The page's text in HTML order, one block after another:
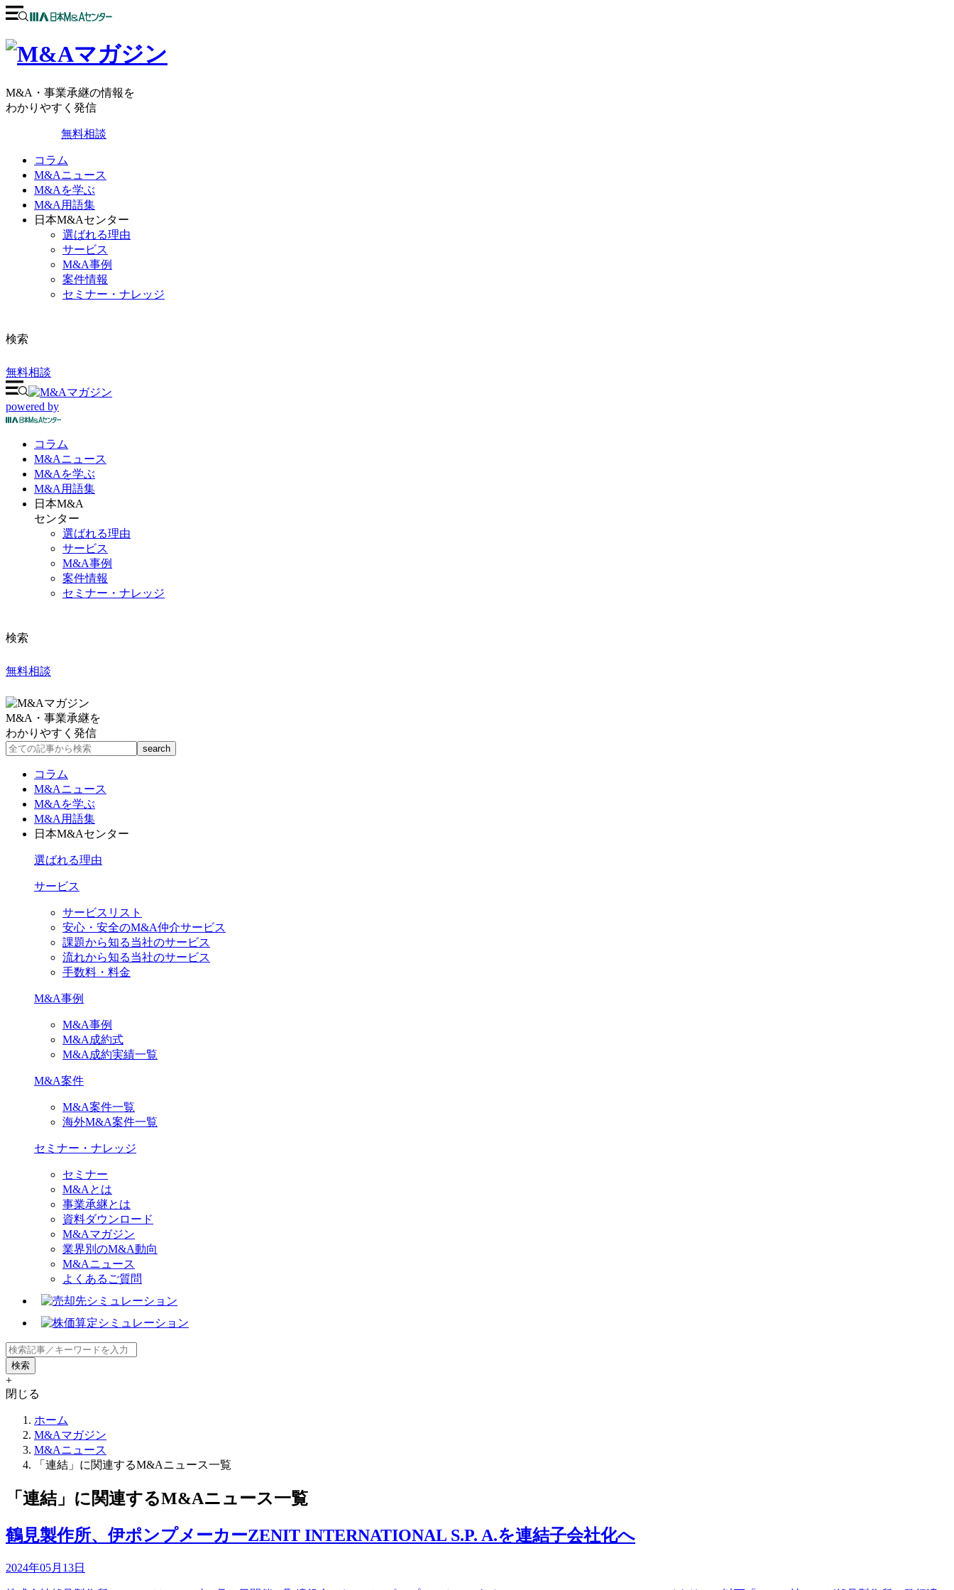
M&A・事業承継の情報を
わかりやすく発信
無料相談
コラム
M&Aニュース
M&Aを学ぶ
M&A用語集
日本M&Aセンター
選ばれる理由
サービス
M&A事例
案件情報
セミナー・ナレッジ
検索
無料相談
powered by
コラム
M&Aニュース
M&Aを学ぶ
M&A 用語集
日本M&A
センター
選ばれる理由
サービス
M&A事例
案件情報
セミナー・ナレッジ
検索
無料相談
M&A・事業承継を
わかりやすく発信
コラム
M&Aニュース
M&Aを学ぶ
M&A用語集
日本M&Aセンター
選ばれる理由
サービス
サービスリスト
安心・安全のM&A仲介サービス
課題から知る当社のサービス
流れから知る当社のサービス
手数料・料金
M&A事例
M&A事例
M&A成約式
M&A成約実績一覧
M&A案件
M&A案件一覧
海外M&A案件一覧
セミナー・ナレッジ
セミナー
M&Aとは
事業承継とは
資料ダウンロード
M&Aマガジン
業界別のM&A動向
M&Aニュース
よくあるご質問
+
閉じる
ホーム
M&Aマガジン
M&Aニュース
「連結」に関連するM&Aニュース一覧
「連結」に関連するM&Aニュース一覧
鶴見製作所、伊ポンプメーカーZENIT INTERNATIONAL S.P. A.を連結子会社化へ
2024年05月13日